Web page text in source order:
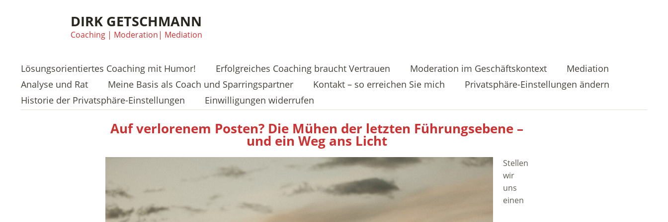
DIRK GETSCHMANN
Coaching | Moderation| Mediation
Lösungsorientiertes Coaching mit Humor! Erfolgreiches Coaching braucht Vertrauen Moderation im Geschäftskontext
Mediation
Analyse und Rat
Meine Basis als Coach und Sparringspartner Kontakt – so erreichen Sie mich
Privatsphäre-Einstellungen ändern
Historie der Privatsphäre-Einstellungen
Einwilligungen widerrufen
Auf verlorenem Posten? Die Mühen der letzten Führungsebene –
und ein Weg ans Licht
Stellen
wir
uns
einen